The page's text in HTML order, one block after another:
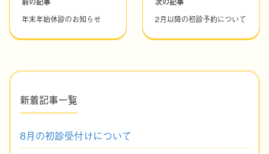
年末年始休診のお知らせ
2月以降の初診予約について
新着記事一覧
8月の初診受付けについて